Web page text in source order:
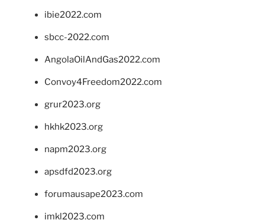
ibie2022.com
sbcc-2022.com
AngolaOilAndGas2022.com
Convoy4Freedom2022.com
grur2023.org
hkhk2023.org
napm2023.org
apsdfd2023.org
forumausape2023.com
imkl2023.com